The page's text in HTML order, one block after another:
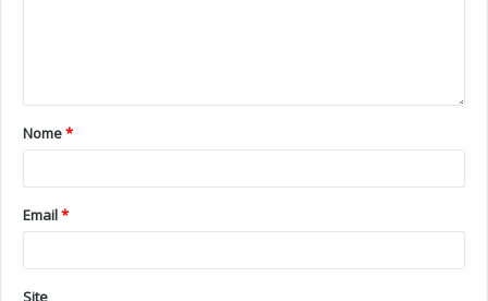
Dinamarca — Søren Torpegaard Lund – “Før Vi Går
Hjem”
Bélgica — ESSYLA – “Dancing on the Ice”
Albânia — Alis – “Nân”
Nome*
Email*